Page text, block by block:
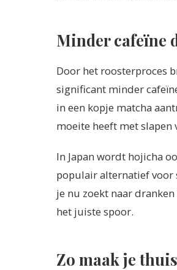
Minder cafeïne
Door het roosterproces
significant minder
in een kopje matcha
moeite heeft met slapen
In Japan wordt hojicha
populair alternatief voor
je nu zoekt naar
het juiste spoor.
Zo maak je